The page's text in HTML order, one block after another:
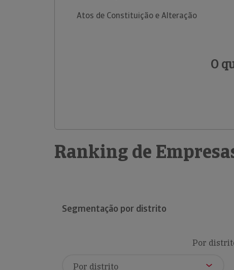
Atos de Constituição e Alteração
O
Ranking de
Segmentação por distrito
Por